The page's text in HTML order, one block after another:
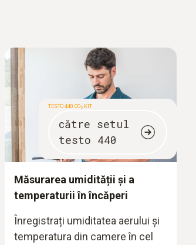
TESTO 440 CO2 KIT
către setul
testo 440
Măsurarea umidității și a
temperaturii în încăperi
Înregistrați umiditatea aerului și
temperatura din camere în cel